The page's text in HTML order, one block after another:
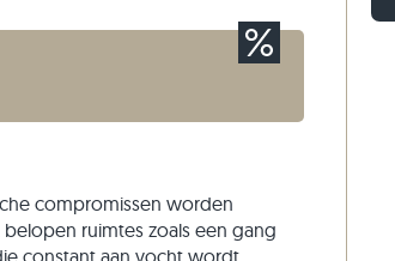
compromissen worden
ruimtes zoals een gang
constant aan vocht wordt